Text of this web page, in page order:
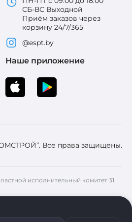
СБ-ВС Выходной
Приём заказов через
корзину 24/7/365
@espt.by
Наше приложение
Все права защищены.
исполнительный комитет 31